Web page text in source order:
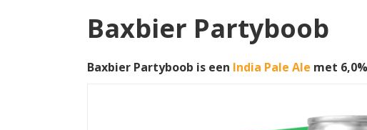
Baxbier Partyboob
Baxbier Partyboob is een India Pale Ale met